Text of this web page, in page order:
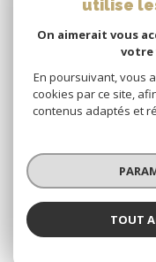
© 2026 | Tous droits
Nos honoraires
utilise
On aimerait vous
votre
En poursuivant, vous
cookies par ce site,
contenus adaptés et
TOUT